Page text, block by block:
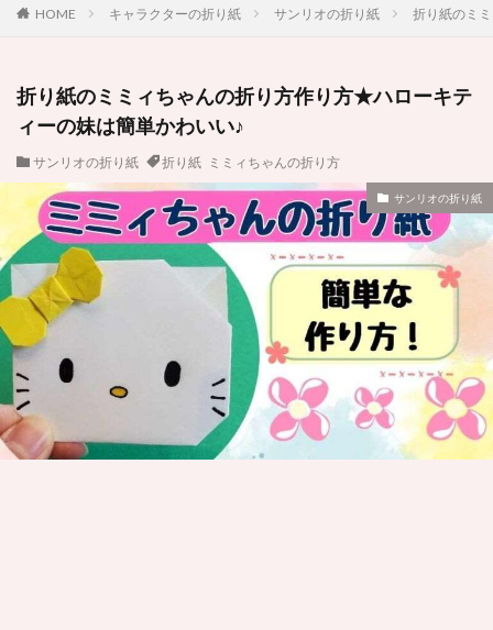
HOME キャラクターの折り紙 サンリオの折り紙 折り紙のミ
折り紙のミミィちゃんの折り方作り方★ハローキテ
ィーの妹は簡単かわいい♪
サンリオの折り紙 折り紙 ミミィちゃんの折り方
サンリオの折り紙